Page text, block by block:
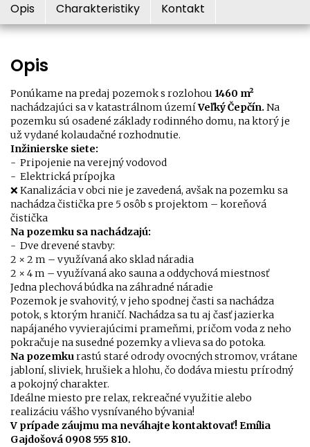
Opis Charakteristiky Kontakt
Opis
Ponúkame na predaj pozemok s rozlohou 1460 m²
nachádzajúci sa v katastrálnom územíVeľký Čepčín. Na
pozemku sú osadené základy rodinného domu, na ktorý je
už vydané kolaudačné rozhodnutie.
Inžinierske siete:
- Pripojenie na verejný vodovod
- Elektrická prípojka
❌ Kanalizácia v obci nie je zavedená, avšak na pozemku sa
nachádza čistička pre 5 osôb s projektom – koreňová
čistička
Na pozemku sa nachádzajú:
- Dve drevené stavby:
2 × 2 m – využívaná ako sklad náradia
2 × 4 m – využívaná ako sauna a oddychová miestnosť
Jedna plechová búdka na záhradné náradie
Pozemok je svahovitý, v jeho spodnej časti sa nachádza
potok, s ktorým hraničí. Nachádza sa tu aj časť jazierka
napájaného vyvierajúcimi prameňmi, pričom voda z neho
pokračuje na susedné pozemky a vlieva sa do potoka.
Na pozemkurastú staré odrody ovocných stromov, vrátane
jabloní, sliviek, hrušiek a hlohu, čo dodáva miestu prírodný
a pokojný charakter.
Ideálne miesto pre relax, rekreačné využitie alebo
realizáciu vášho vysnívaného bývania!
V prípade záujmu ma neváhajte kontaktovať! Emília
Gajdošová 0908 555 810.